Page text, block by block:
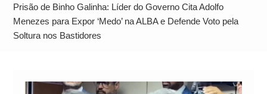
Alto
Prisão de Binho Galinha: Líder do Governo Cita Adolfo
Menezes para Expor ‘Medo’ na ALBA e Defende Voto pela
Soltura nos Bastidores